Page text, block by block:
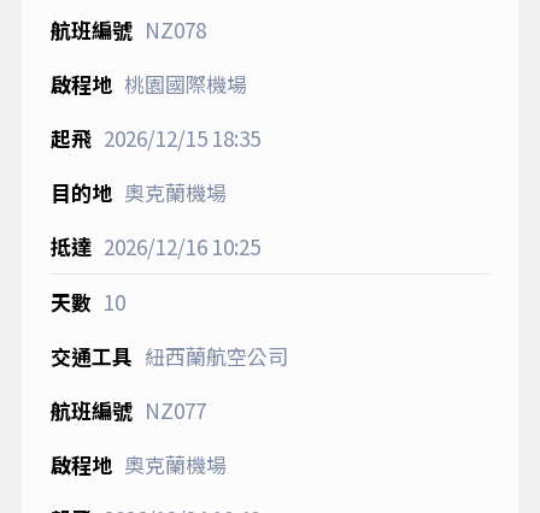
NZ078
桃園國際機場
2026/12/1518:35
奧克蘭機場
2026/12/1610:25
10
紐西蘭航空公司
NZ077
奧克蘭機場